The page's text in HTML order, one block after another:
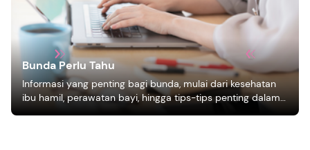
Bunda Perlu Tahu
Informasi yang penting bagi bunda, mulai dari kesehatan
ibu hamil, perawatan bayi, hingga tips-tips penting dalam
mengasuh anak